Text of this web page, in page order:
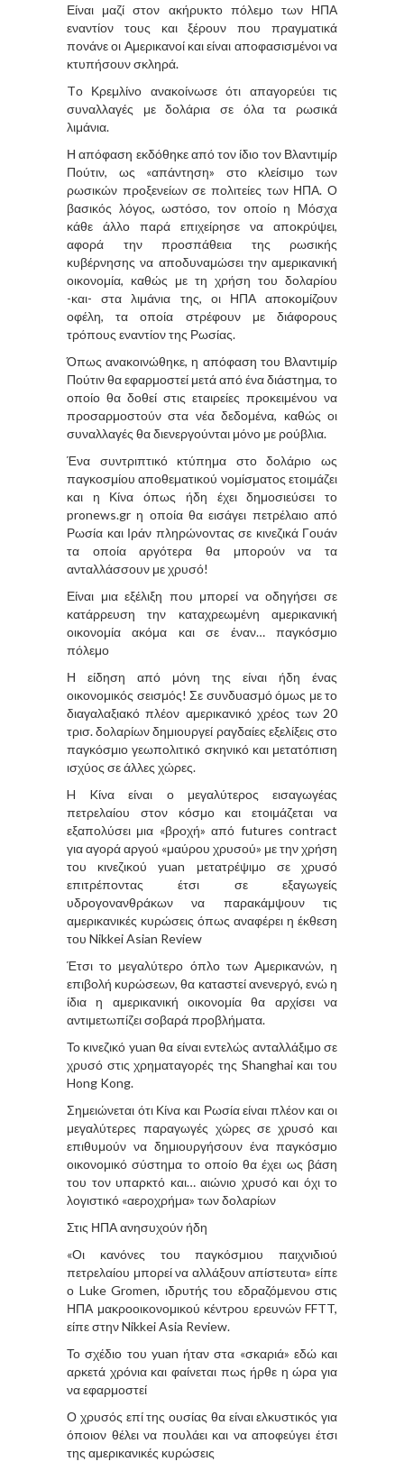
Είναι μαζί στον ακήρυκτο πόλεμο των ΗΠΑ
εναντίον τους και ξέρουν που πραγματικά
πονάνε οι Αμερικανοί και είναι αποφασισμένοι να
κτυπήσουν σκληρά.
Tο Κρεμλίνο ανακοίνωσε ότι απαγορεύει τις
συναλλαγές με δολάρια σε όλα τα ρωσικά
λιμάνια.
Η απόφαση εκδόθηκε από τον ίδιο τον Βλαντιμίρ
Πούτιν, ως «απάντηση» στο κλείσιμο των
ρωσικών προξενείων σε πολιτείες των ΗΠΑ. Ο
βασικός λόγος, ωστόσο, τον οποίο η Μόσχα
κάθε άλλο παρά επιχείρησε να αποκρύψει,
αφορά την προσπάθεια της ρωσικής
κυβέρνησης να αποδυναμώσει την αμερικανική
οικονομία, καθώς με τη χρήση του δολαρίου
-και- στα λιμάνια της, οι ΗΠΑ αποκομίζουν
οφέλη, τα οποία στρέφουν με διάφορους
τρόπους εναντίον της Ρωσίας.
Όπως ανακοινώθηκε, η απόφαση του Βλαντιμίρ
Πούτιν θα εφαρμοστεί μετά από ένα διάστημα, το
οποίο θα δοθεί στις εταιρείες προκειμένου να
προσαρμοστούν στα νέα δεδομένα, καθώς οι
συναλλαγές θα διενεργούνται μόνο με ρούβλια.
Ένα συντριπτικό κτύπημα στο δολάριο ως
παγκοσμίου αποθεματικού νομίσματος ετοιμάζει
και η Κίνα όπως ήδη έχει δημοσιεύσει το
pronews.grη οποία θα εισάγει πετρέλαιο από
Ρωσία και Ιράν πληρώνοντας σε κινεζικά Γουάν
τα οποία αργότερα θα μπορούν να τα
ανταλλάσσουν με χρυσό!
Είναι μια εξέλιξη που μπορεί να οδηγήσει σε
κατάρρευση την καταχρεωμένη αμερικανική
οικονομία ακόμα και σε έναν… παγκόσμιο
πόλεμο
Η είδηση από μόνη της είναι ήδη ένας
οικονομικός σεισμός! Σε συνδυασμό όμως με το
διαγαλαξιακό πλέον αμερικανικό χρέος των 20
τρισ. δολαρίων δημιουργεί ραγδαίες εξελίξεις στο
παγκόσμιο γεωπολιτικό σκηνικό και μετατόπιση
ισχύος σε άλλες χώρες.
H Kίνα είναι ο μεγαλύτερος εισαγωγέας
πετρελαίου στον κόσμο και ετοιμάζεται να
εξαπολύσει μια «βροχή» από futures contract
για αγορά αργού «μαύρου χρυσού» με την χρήση
του κινεζικού yuan μετατρέψιμο σε χρυσό
επιτρέποντας έτσι σε εξαγωγείς
υδρογονανθράκων να παρακάμψουν τις
αμερικανικές κυρώσεις όπως αναφέρει η έκθεση
του Nikkei Asian Review
Έτσι το μεγαλύτερο όπλο των Αμερικανών, η
επιβολή κυρώσεων, θα καταστεί ανενεργό, ενώ η
ίδια η αμερικανική οικονομία θα αρχίσει να
αντιμετωπίζει σοβαρά προβλήματα.
Το κινεζικό yuan θα είναι εντελώς ανταλλάξιμο σε
χρυσό στις χρηματαγορές της Shanghai και του
Hong Kong.
Σημειώνεται ότι Κίνα και Ρωσία είναι πλέον και οι
μεγαλύτερες παραγωγές χώρες σε χρυσό και
επιθυμούν να δημιουργήσουν ένα παγκόσμιο
οικονομικό σύστημα το οποίο θα έχει ως βάση
του τον υπαρκτό και… αιώνιο χρυσό και όχι το
λογιστικό «αεροχρήμα» των δολαρίων
Στις ΗΠΑ ανησυχούν ήδη
«Οι κανόνες του παγκόσμιου παιχνιδιού
πετρελαίου μπορεί να αλλάξουν απίστευτα» είπε
ο Luke Gromen, ιδρυτής του εδραζόμενου στις
ΗΠΑ μακροοικονομικού κέντρου ερευνών FFTT,
είπε στην Nikkei Asia Review.
Το σχέδιο του yuan ήταν στα «σκαριά» εδώ και
αρκετά χρόνια και φαίνεται πως ήρθε η ώρα για
να εφαρμοστεί
Ο χρυσός επί της ουσίας θα είναι ελκυστικός για
όποιον θέλει να πουλάει και να αποφεύγει έτσι
της αμερικανικές κυρώσεις